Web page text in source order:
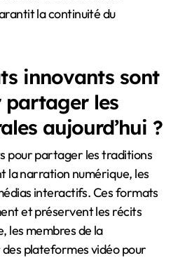
la continuité du
innovants sont
les
aujourd’hui ?
pour partager les traditions
la narration numérique, les
interactifs. Ces formats
et préservent les récits
les membres de la
plateformes vidéo pour